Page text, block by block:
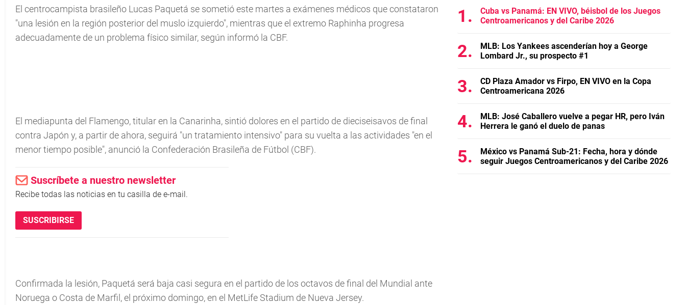
El centrocampista brasileño Lucas Paquetá se sometió este martes a exámenes médicos que constataron
"una lesión en la región posterior del muslo izquierdo", mientras que el extremo Raphinha progresa
adecuadamente de un problema físico similar, según informó la CBF.
El mediapunta del Flamengo, titular en la Canarinha, sintió dolores en el partido de dieciseisavos de final
contra Japón y, a partir de ahora, seguirá "un tratamiento intensivo" para su vuelta a las actividades "en el
menor tiempo posible", anunció la Confederación Brasileña de Fútbol (CBF).
Suscríbete a nuestro newsletter
Recibe todas las noticias en tu casilla de e-mail.
SUSCRIBIRSE
Confirmada la lesión, Paquetá será baja casi segura en el partido de los octavos de final del Mundial ante
Noruega o Costa de Marfil, el próximo domingo, en el MetLife Stadium de Nueva Jersey.
Cuba vs Panamá: EN VIVO, béisbol de los Juegos
Centroamericanos y del Caribe 2026
MLB: Los Yankees ascenderían hoy a George
Lombard Jr., su prospecto #1
CD Plaza Amador vs Firpo, EN VIVO en la Copa
Centroamericana 2026
MLB: José Caballero vuelve a pegar HR, pero Iván
Herrera le ganó el duelo de panas
México vs Panamá Sub-21: Fecha, hora y dónde
seguir Juegos Centroamericanos y del Caribe 2026